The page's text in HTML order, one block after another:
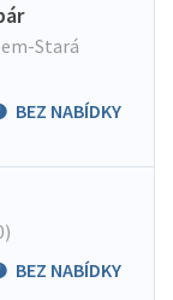
Stará
BEZ NABÍDKY
BEZ NABÍDKY